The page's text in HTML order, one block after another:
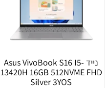
נייד Asus VivoBook S16 I5-
13420H 16GB 512NVME FHD
Silver 3YOS